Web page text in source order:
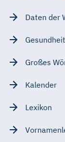
Daten der
Großes
Kalender
Lexikon